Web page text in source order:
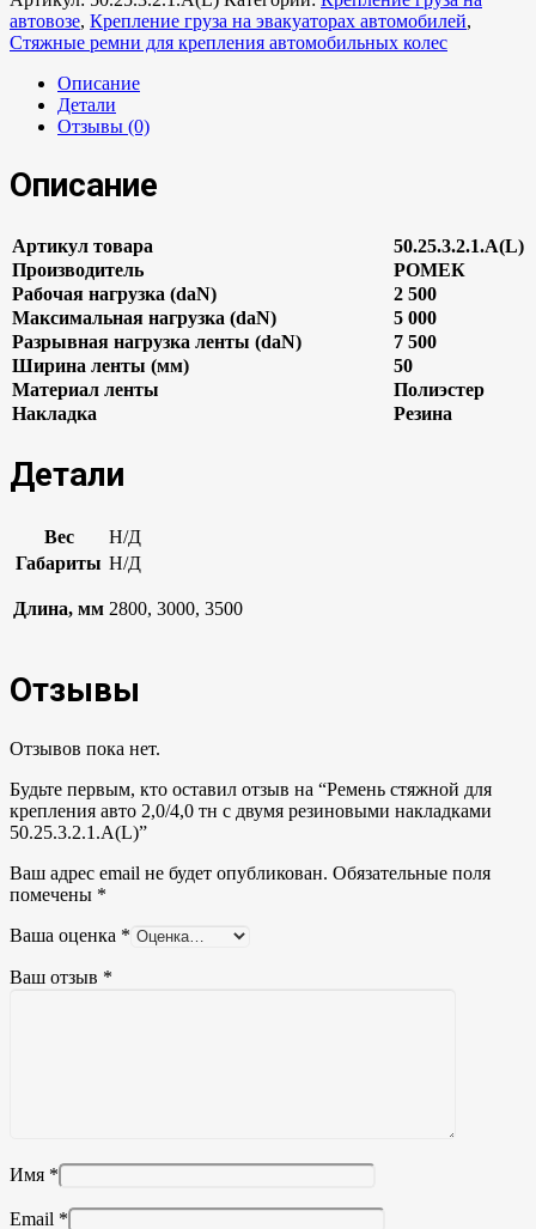
автовозе, Крепление груза на эвакуаторах автомобилей,
Стяжные ремни для крепления автомобильных колес
Описание
Детали
Отзывы (0)
Описание
Артикул товара
50.25.3.2.1.А(L)
Производитель
РОМЕК
Рабочая нагрузка (daN)
2 500
Максимальная нагрузка (daN)
5 000
Разрывная нагрузка ленты (daN)
7 500
Ширина ленты (мм)
50
Материал ленты
Полиэстер
Накладка
Резина
Детали
Вес
Н/Д
Габариты Н/Д
Длина, мм 2800, 3000, 3500
Отзывы
Отзывов пока нет.
Будьте первым, кто оставил отзыв на “Ремень стяжной для
крепления авто 2,0/4,0 тн с двумя резиновыми накладками
50.25.3.2.1.А(L)”
Ваш адрес email не будет опубликован. Обязательные поля
помечены *
Ваша оценка *
Ваш отзыв *
Имя *
Email *